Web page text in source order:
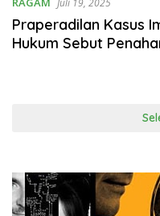
Juli 19, 2025
Praperadilan Kasus
Hukum Sebut